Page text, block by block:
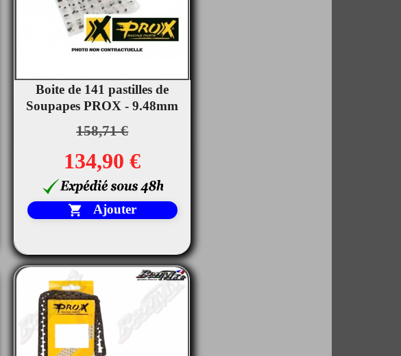
Boite de 141 pastilles de
Soupapes PROX - 9.48mm
158,71 €
134,90 €
 Ajouter
Aperçu rapide